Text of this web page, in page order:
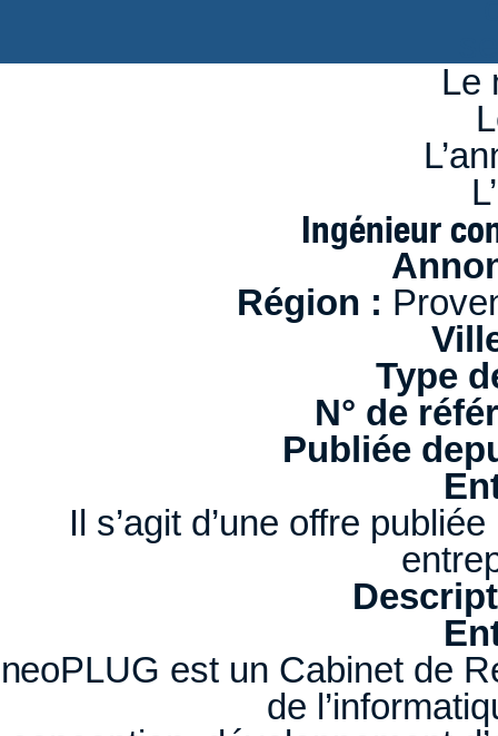
Le
Ingénieur
Région :
Type
N° de
Publiée
Il s’agit d’une offre
neoPLUG est un Cabinet de
de